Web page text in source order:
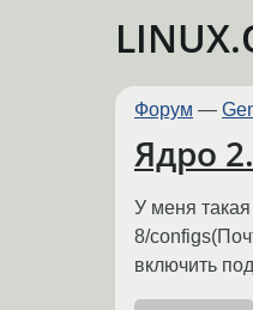
Форум —
Ядро
У меня
8/
включить